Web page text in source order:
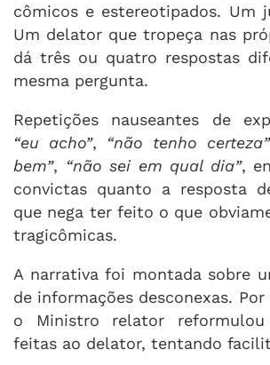
cômicos e estereotipados. Um
Um delator que tropeça nas
dá três ou quatro respostas
mesma pergunta.
Repetições nauseantes de
“eu acho”, “não tenho certeza”
bem”, “não sei em qual dia”,
convictas quanto a resposta
que nega ter feito o que
tragicômicas.
A narrativa foi montada sobre
de informações desconexas. Por
o Ministro relator reformulou
feitas ao delator, tentando